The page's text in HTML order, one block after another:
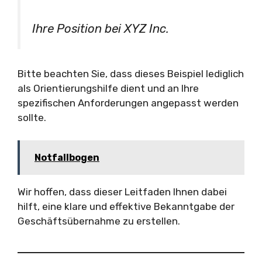
Ihre Position bei XYZ Inc.
Bitte beachten Sie, dass dieses Beispiel lediglich
als Orientierungshilfe dient und an Ihre
spezifischen Anforderungen angepasst werden
sollte.
Notfallbogen
Wir hoffen, dass dieser Leitfaden Ihnen dabei
hilft, eine klare und effektive Bekanntgabe der
Geschäftsübernahme zu erstellen.